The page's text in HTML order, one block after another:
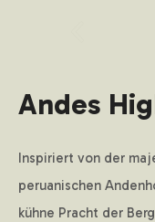
Andes
Inspiriert von der
peruanischen
kühne Pracht der